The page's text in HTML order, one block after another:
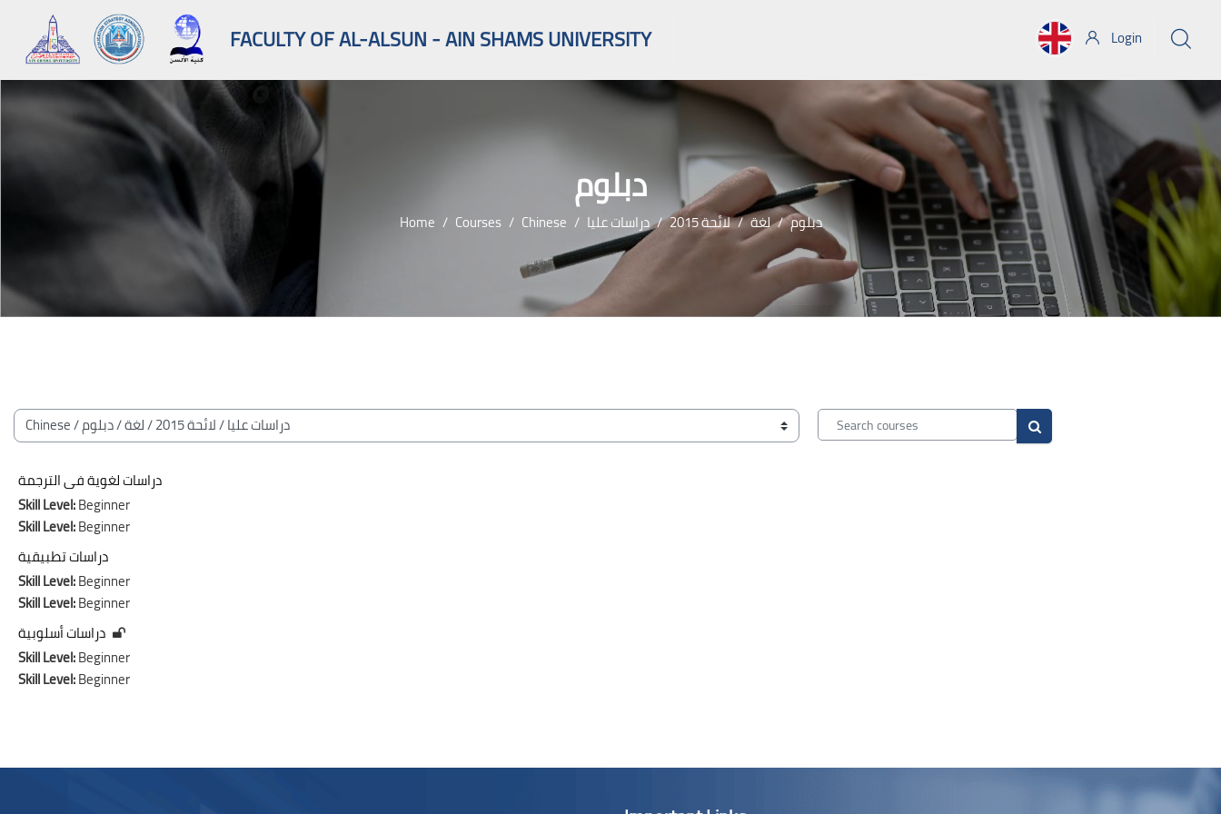
FACULTY OF AL-ALSUN - AIN SHAMS UNIVERSITY Login
دبلوم
Home Courses Chinese دراسات عليا لائحة 2015 لغة دبلوم
Blocks
Course categories
Search courses
Search courses
دراسات لغوية فى الترجمة
Skill Level:Beginner
Skill Level:Beginner
دراسات تطبيقية
Skill Level:Beginner
Skill Level:Beginner
دراسات أسلوبية
Skill Level:Beginner
Skill Level:Beginner
Blocks